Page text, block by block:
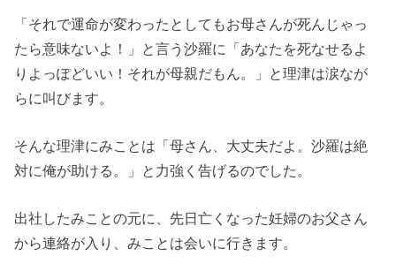
「それで運命が変わったとしてもお母さんが死んじゃっ
たら意味ないよ！」と言う沙羅に「あなたを死なせるよ
りよっぽどいい！それが母親だもん。」と理津は涙なが
らに叫びます。
そんな理津にみことは「母さん、大丈夫だよ。沙羅は絶
対に俺が助ける。」と力強く告げるのでした。
出社したみことの元に、先日亡くなった妊婦のお父さん
から連絡が入り、みことは会いに行きます。